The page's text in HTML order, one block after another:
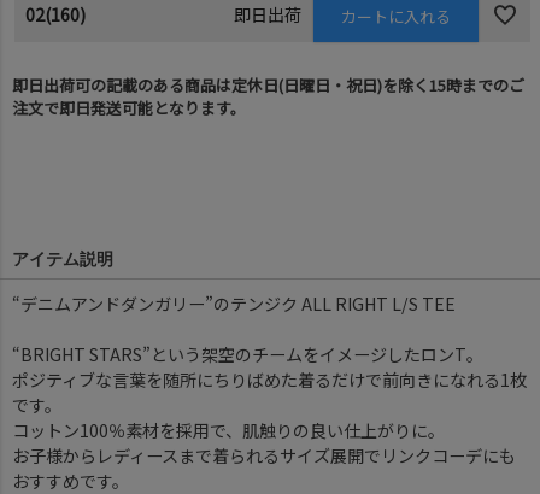
02(160) 即日出荷 カートに入れる
即日出荷可の記載のある商品は定休日(日曜日・祝日)を除く15時までのご
注文で即日発送可能となります。
アイテム説明
“デニムアンドダンガリー”のテンジク ALL RIGHT L/S TEE
“BRIGHT STARS”という架空のチームをイメージしたロンT。
ポジティブな言葉を随所にちりばめた着るだけで前向きになれる1枚
です。
コットン100％素材を採用で、肌触りの良い仕上がりに。
お子様からレディースまで着られるサイズ展開でリンクコーデにも
おすすめです。